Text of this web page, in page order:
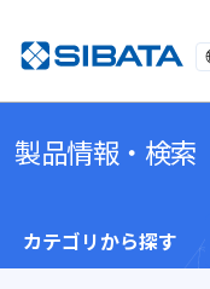
製品情報・検索
カテゴリから探す